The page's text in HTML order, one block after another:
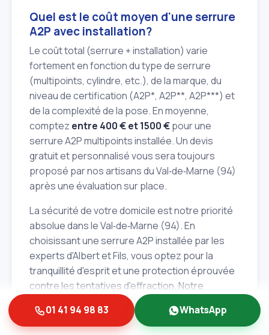
Quel est le coût moyen d'une serrure
A2P avec installation?
Le coût total (serrure + installation) varie
fortement en fonction du type de serrure
(multipoints, cylindre, etc.), de la marque, du
niveau de certification (A2P*, A2P**, A2P***) et
de la complexité de la pose. En moyenne,
comptez entre 400 € et 1500 €pour une
serrure A2P multipoints installée. Un devis
gratuit et personnalisé vous sera toujours
proposé par nos artisans du Val‑de‑Marne (94)
après une évaluation sur place.
La sécurité de votre domicile est notre priorité
absolue dans le Val‑de‑Marne (94). En
choisissant une serrure A2P installée par les
experts d'Albert et Fils, vous optez pour la
tranquillité d'esprit et une protection éprouvée
contre les tentatives d'effraction. Notre
engagement: une intervention rapide et
efficace 24h/7j, un dépannage professionnel et
un devis gratuit et transparent pour toutes vos
01 41 94 98 83 WhatsApp